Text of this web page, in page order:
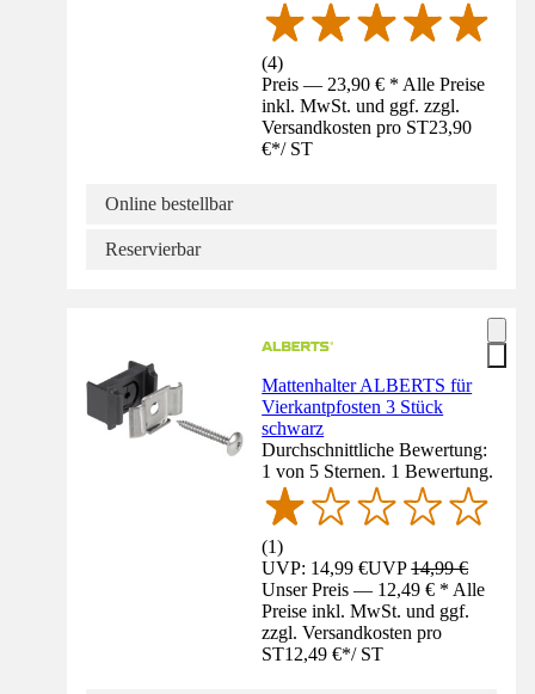
(4)
Preis — 23,90 € * Alle Preise
inkl. MwSt. und ggf. zzgl.
Versandkosten pro ST23,90
€*/ ST
Online bestellbar
Reservierbar
Mattenhalter ALBERTS für
Vierkantpfosten 3 Stück
schwarz
Durchschnittliche Bewertung:
1 von 5 Sternen. 1 Bewertung.
(1)
UVP: 14,99 €UVP14,99 €
Unser Preis — 12,49 € * Alle
Preise inkl. MwSt. und ggf.
zzgl. Versandkosten pro
ST12,49 €*/ ST